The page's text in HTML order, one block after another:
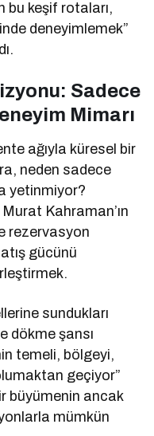
bu keşif rotaları,
deneyimlemek”
Sadece
Mimarı
ağıyla küresel bir
neden sadece
yetinmiyor?
Kahraman’ın
rezervasyon
gücünü
sundukları
dökme şansı
temeli, bölgeyi,
geçiyor”
büyümenin ancak
mümkün